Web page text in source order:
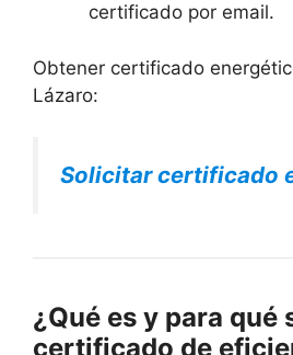
certificado por email.
Obtener certificado
Lázaro:
Solicitar certificado
¿Qué es y para qué
certificado de